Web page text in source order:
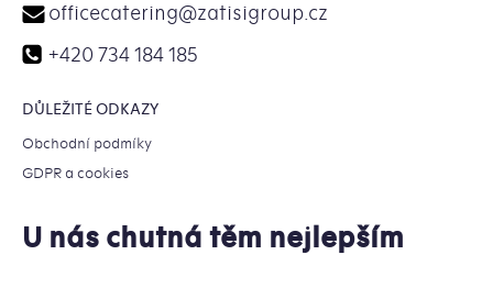
officecatering@zatisigroup.cz
+420 734 184 185
DŮLEŽITÉ ODKAZY
Obchodní podmíky
GDPR a cookies
U nás chutná těm nejlepším